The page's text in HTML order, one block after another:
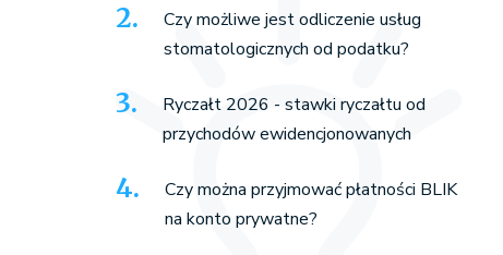
Czy możliwe jest odliczenie usług
stomatologicznych od podatku?
Ryczałt 2026 - stawki ryczałtu od
przychodów ewidencjonowanych
Czy można przyjmować płatności BLIK
na konto prywatne?